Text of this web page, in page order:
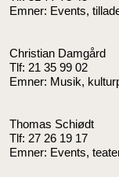
Emner: Events,
Christian Damgård
Tlf: 21 35 99 02
Emner: Musik,
Thomas Schiødt
Tlf: 27 26 19 17
Emner: Events,